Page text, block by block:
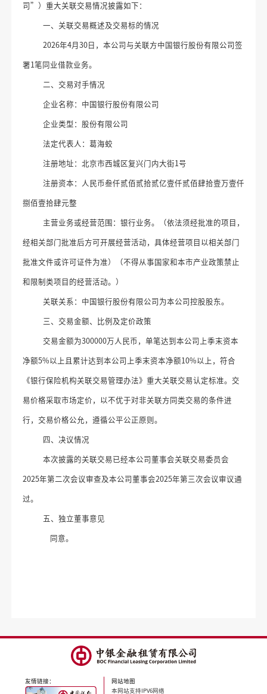
司”）重大关联交易情况披露如下：
一、关联交易概述及交易标的情况
2026年4月 30日，本公司与关联方中国银行股份有限公司 签
署1笔 同业借款业务。
二、交易对手情况
企业名称：中国银行股份有限公司
企业类型：股份有限公司
法定代表人：葛海蛟
注册地址：北京市西城区复兴门内大街1 号
注册资本： 人民币叁仟贰佰贰拾贰亿壹仟贰佰肆拾壹万壹仟
捌佰壹拾肆元整
主营业务或经营范围： 银行业务。 （依法须经批准的项目，
经相关部门批准后方可开展经营活动，具体经营项目以相关部门
批准文件或许可证件为准）（不得从事国家和本市产业政策禁止
和限制类项目的经营活动。 ）
关联关系 ： 中国银行股份有限公司为本公司控股股东。
三、交易金额 比例 及定价政策
交易金额为300000万人民币 单笔达到本公司上季末资本
净额5%以上且累计达到本公司上季末资本净额10%以上，符合
《银行保险机构关联交易管理办法》重大关联交易认定标准。 交
易价格采取市场定价，以不优于对非关联方同类交易的条件进
行，交易价格公允，遵循公平公正原则。
四、决议情况
本次披露的关联交易已经本公司董事会关联交易委员会
2025年第二次会议审查及本公司董事会2025年第三次会议审议通
过。
五 独立董事意见
同意。
友情链接：
网站地图
本网站支持IPV6网络